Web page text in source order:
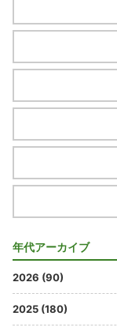
年代アーカイブ
2026 (90)
2025 (180)